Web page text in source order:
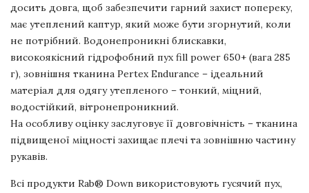
досить довга, щоб забезпечити гарний захист попереку,
має утеплений каптур, який може бути згорнутий, коли
не потрібний. Водонепроникні блискавки,
високоякісний гідрофобний пух fill power 650+ (вага 285
г), зовнішня тканина Pertex Endurance – ідеальний
матеріал для одягу утепленого – тонкий, міцний,
водостійкий, вітронепроникний.
На особливу оцінку заслуговує її довговічність – тканина
підвищеної міцності захищає плечі та зовнішню частину
рукавів.
Всі продукти Rab® Down використовують гусячий пух,